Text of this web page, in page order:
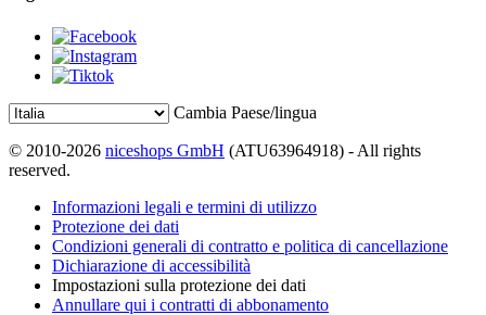
Cambia Paese/lingua
© 2010-2026 niceshops GmbH (ATU63964918) - All rights
reserved.
Informazioni legali e termini di utilizzo
Protezione dei dati
Condizioni generali di contratto e politica di cancellazione
Dichiarazione di accessibilità
Impostazioni sulla protezione dei dati
Annullare qui i contratti di abbonamento